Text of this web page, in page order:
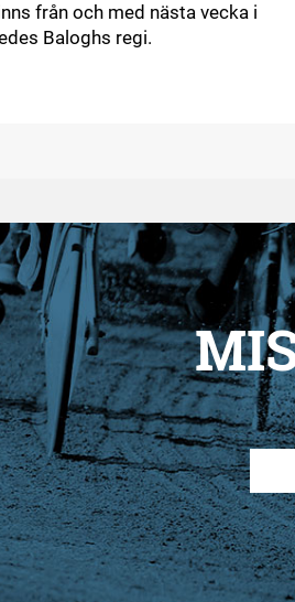
från och med nästa vecka i
Baloghs regi.